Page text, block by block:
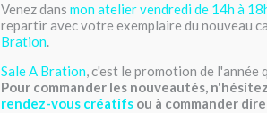
Venez dans mon atelier vendredi de 14h à
repartir avec votre exemplaire du nouveau
Bration.
Sale A Bration, c'est le promotion de l'année
Pour commander les nouveautés,
rendez-vous créatifs ou à commander